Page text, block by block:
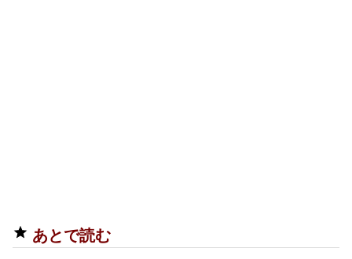
あとで読む